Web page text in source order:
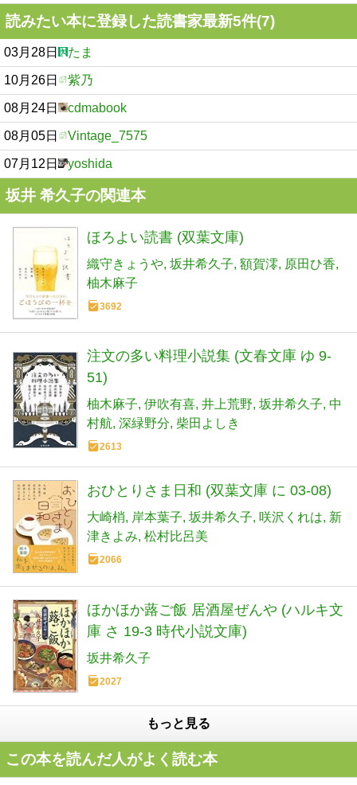
読みたい本に登録した読書家最新5件(7)
03月28日 たま
10月26日 紫乃
08月24日 cdmabook
08月05日 Vintage_7575
07月12日 yoshida
坂井 希久子の関連本
ほろよい読書 (双葉文庫)
織守きょうや 坂井希久子 額賀澪
原田ひ香
柚木麻子
3692
注文の多い料理小説集 (文春文庫 ゆ 9-
51)
柚木麻子 伊吹有喜 井上荒野 坂井希久子 中
村航 深緑野分 柴田よしき
2613
おひとりさま日和 (双葉文庫 に 03-08)
大崎梢 岸本葉子 坂井希久子 咲沢くれは 新
津きよみ 松村比呂美
2066
ほかほか蕗ご飯 居酒屋ぜんや (ハルキ文
庫 さ 19-3 時代小説文庫)
坂井希久子
2027
もっと見る
この本を読んだ人がよく読む本